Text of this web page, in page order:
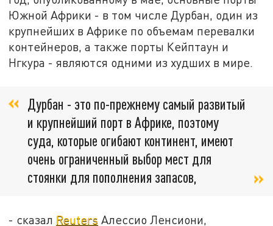
Южной Африки - в том числе Дурбан, один из
крупнейших в Африке по объемам перевалки
контейнеров, а также порты Кейптаун и
Нгкура - являются одними из худших в мире.
Дурбан - это по-прежнему самый развитый
и крупнейший порт в Африке, поэтому
суда, которые огибают континент, имеют
очень ограниченный выбор мест для
стоянки для пополнения запасов,
- сказал Reuters Алессио Ленсиони,